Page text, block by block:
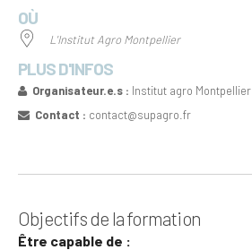
OÙ
L'Institut Agro Montpellier
PLUS D'INFOS
Organisateur.e.s : Institut agro Montpellier
Contact : contact@supagro.fr
Objectifs de la formation
Être capable de :